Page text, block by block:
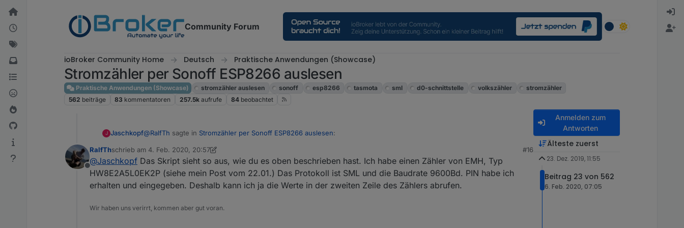
Weiter zum Inhalt
Community Forum
ioBroker Community Home Deutsch Praktische Anwendungen (Showcase)
Stromzähler per Sonoff ESP8266 auslesen
Praktische Anwendungen (Showcase) stromzähler auslesen sonoff esp8266 tasmota sml d0-schnittstelle volkszähler
stromzähler
562 beiträge 83 kommentatoren 257.5k aufrufe 84 beobachtet
J Jaschkopf@RalfTh sagte in Stromzähler per Sonoff ESP8266 auslesen:
@JaschkopfDer Lesekopf ist montiert. Das Skript hab meines AZ-Delivery D1 mini habe ich folgendermaßen mit dem
Volkszähler verbunden:
Gnd, +3,3V und Rxd des Volkszählers an GPIO13(D7) des D1 Mini angeschlossen.
Hast du schon ein Skript erstellt? Was für eine Zähler hast du? Ggf muss der mit einem Pin freigeschaltet werden bevor
er Daten ausgibt. Oder manche Zähler benötigen eine Startsequenz damit sie Daten senden. Das solltest du noch in
Offline
RalfThschrieb am 4. Feb. 2020, 20:57
zuletzt editiert von RalfTh2. Apr. 2020, 21:58
#16
@Jaschkopf Das Skript sieht so aus, wie du es oben beschrieben hast. Ich habe einen Zähler von EMH, Typ
HW8E2A5L0EK2P (siehe mein Post vom 22.01.) Das Protokoll ist SML und die Baudrate 9600Bd. PIN habe ich
erhalten und eingegeben. Deshalb kann ich ja die Werte in der zweiten Zeile des Zählers abrufen.
Wir haben uns verirrt, kommen aber gut voran.
Anmelden zum
Antworten
Älteste zuerst
23. Dez. 2019, 11:55
Beitrag 23 von 562
6. Feb. 2020, 07:05